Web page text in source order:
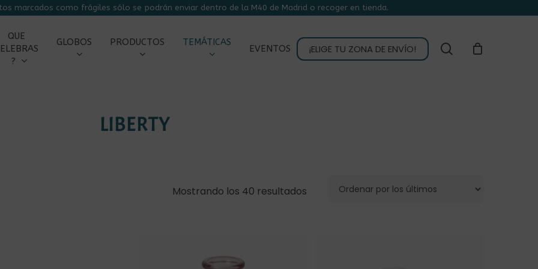
marcados como frágiles sólo se podrán enviar dentro de la M40 de Madrid o recoger en tienda.
QUE
?
GLOBOS PRODUCTOS TEMÁTICAS
EVENTOS ¡ELIGE TU ZONA DE ENVÍO! buscar
LIBERTY
Mostrando los 40 resultados Ordenado